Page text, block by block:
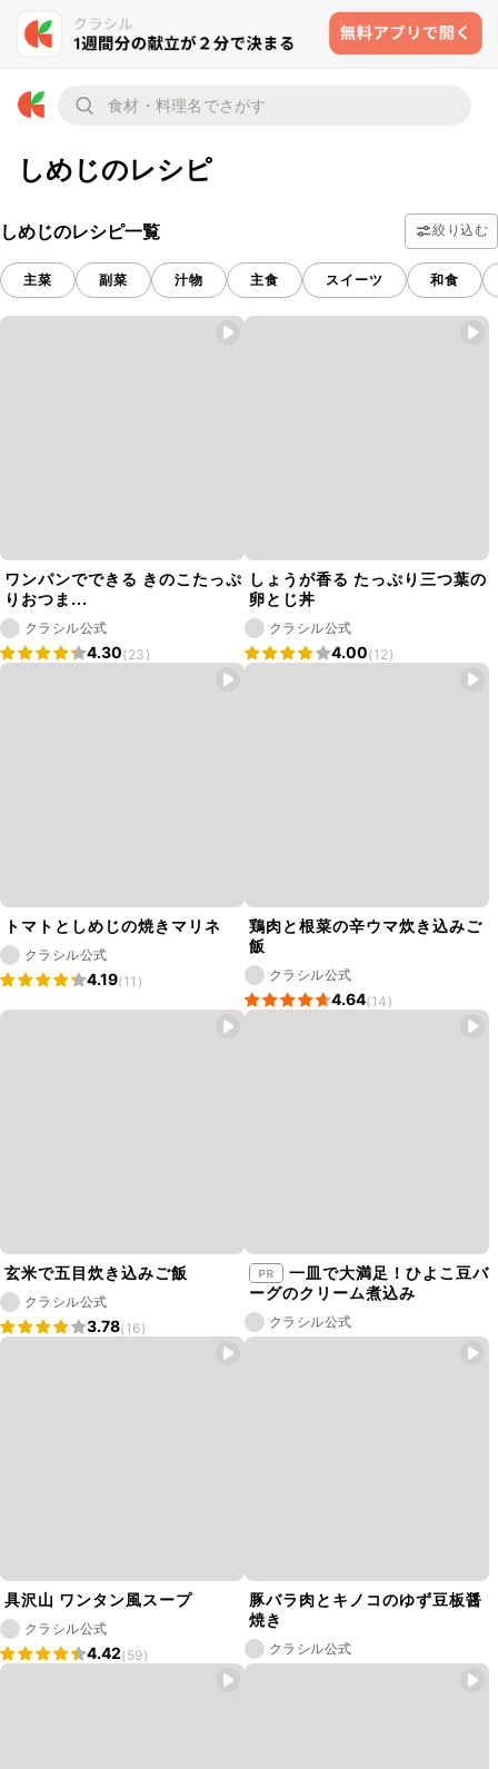
しめじのレシピ
しめじのレシピ一覧 絞り込む
主菜 副菜 汁物 主食 スイーツ 和食
ワンパンでできる きのこたっぷ
りおつま...
クラシル公式
4.30(23)
しょうが香る たっぷり三つ葉の
卵とじ丼
クラシル公式
4.00(12)
トマトとしめじの焼きマリネ
クラシル公式
4.19(11)
鶏肉と根菜の辛ウマ炊き込みご
飯
クラシル公式
4.64(14)
玄米で五目炊き込みご飯
クラシル公式
3.78(16)
ーグのクリーム煮込み
クラシル公式
具沢山 ワンタン風スープ
クラシル公式
4.42(59)
豚バラ肉とキノコのゆず豆板醤
焼き
クラシル公式